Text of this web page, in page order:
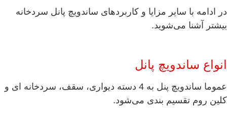
در ادامه با سایر مزایا و کاربردهای ساندویچ پانل سردخانه
بیشتر آشنا می‌شوید.
انواع ساندویچ پانل
عموما ساندویچ پنل به 4 دسته دیواری، سقف، سردخانه ای و
کلین روم تقسیم بندی می‌شود.